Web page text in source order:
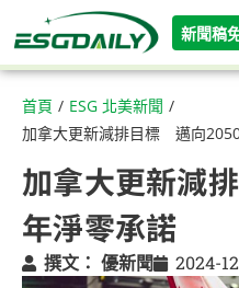
新聞稿
首頁 / ESG 北美新聞 /
加拿大更新減排目標 邁向
加拿大更新減
年淨零承諾
撰文： 優新聞 2024-